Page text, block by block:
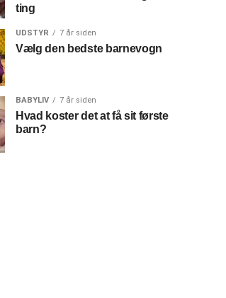
ting
UDSTYR 7 år siden
Vælg den bedste barnevogn
BABYLIV 7 år siden
Hvad koster det at få sit første
barn?